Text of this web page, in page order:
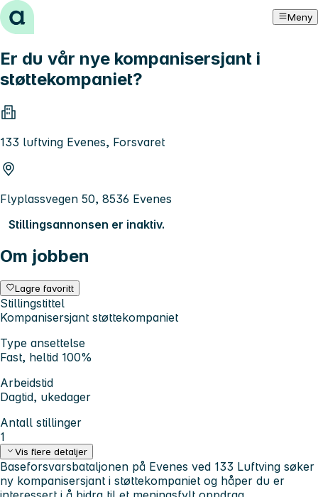
Hopp til innhold Meny
Er du vår nye kompanisersjant i
støttekompaniet?
133 luftving Evenes, Forsvaret
Flyplassvegen 50, 8536 Evenes
Stillingsannonsen er inaktiv.
Om jobben
Lagre favoritt
Stillingstittel
Kompanisersjant støttekompaniet
Type ansettelse
Fast, heltid 100%
Arbeidstid
Dagtid, ukedager
Antall stillinger
1
Vis flere detaljer
Baseforsvarsbataljonen på Evenes ved 133 Luftving søker
ny kompanisersjant i støttekompaniet og håper du er